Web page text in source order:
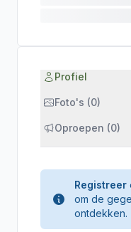
Profiel
Foto's (0)
Oproepen (0)
Registreer
om de
ontdekken.